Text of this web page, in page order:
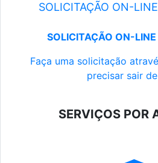
SOLICITAÇÃO ON-
SOLICITAÇÃO ON-LINE
Faça uma solicitação
precisar sair
SERVIÇOS POR